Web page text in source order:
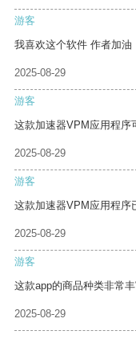
游客
我喜欢这个软件 作者加油
2025-08-29
游客
这款加速器VPM应用程序
2025-08-29
游客
这款加速器VPM应用程序
2025-08-29
游客
这款app的商品种类非常
2025-08-29